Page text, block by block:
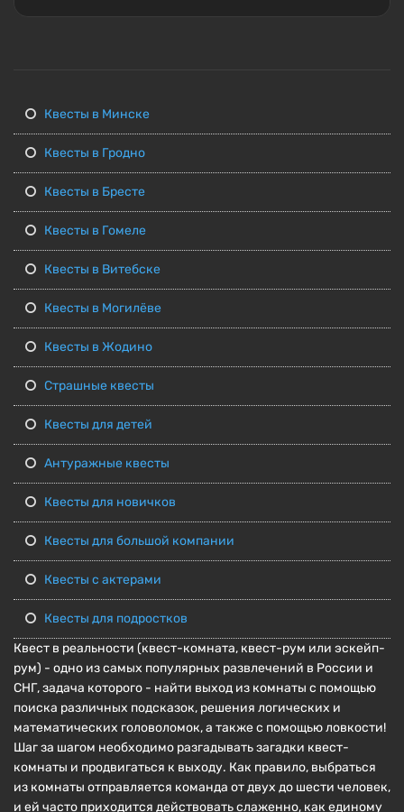
Квесты в Минске
Квесты в Гродно
Квесты в Бресте
Квесты в Гомеле
Квесты в Витебске
Квесты в Могилёве
Квесты в Жодино
Страшные квесты
Квесты для детей
Антуражные квесты
Квесты для новичков
Квесты для большой компании
Квесты с актерами
Квесты для подростков
Квест в реальности (квест-комната, квест-рум или эскейп-
рум) - одно из самых популярных развлечений в России и
СНГ, задача которого - найти выход из комнаты с помощью
поиска различных подсказок, решения логических и
математических головоломок, а также с помощью ловкости!
Шаг за шагом необходимо разгадывать загадки квест-
комнаты и продвигаться к выходу. Как правило, выбраться
из комнаты отправляется команда от двух до шести человек,
и ей часто приходится действовать слаженно, как единому